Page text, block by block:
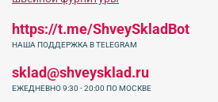
https://t.me/ShveySkladBot
НАША ПОДДЕРЖКА В TELEGRAM
sklad@shveysklad.ru
ЕЖЕДНЕВНО 9:30 - 20:00 ПО МОСКВЕ